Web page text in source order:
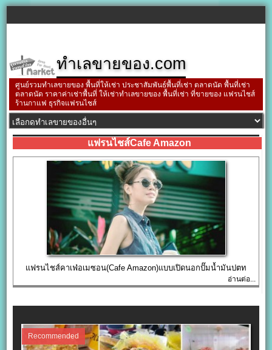
ทำเลขายของ.com
ศูนย์รวมทำเลขายของ พื้นที่ให้เช่า ประชาสัมพันธ์พื้นที่เช่า ตลาดนัด พื้นที่เช่า
ตลาดนัด ราคาค่าเช่าพื้นที่ ให้เช่าทำเลขายของ พื้นที่เช่า ที่ขายของ แฟรนไชส์
ร้านกาแฟ ธุรกิจแฟรนไชส์
แฟรนไชส์Cafe Amazon
แฟรนไชส์คาเฟ่อเมซอน(Cafe Amazon)แบบเปิดนอกปั๊มน้ำมันปตท
อ่านต่อ...
Recommended